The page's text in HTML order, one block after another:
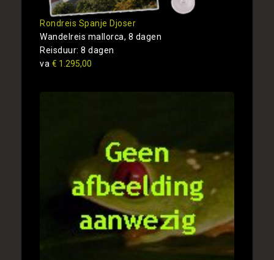
Rondreis Spanje Djoser
Wandelreis mallorca, 8 dagen
Reisduur: 8 dagen
va € 1.295,00